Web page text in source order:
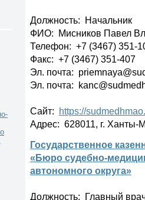
Должность: Начальник
ФИО: Мисников Павел
Телефон: +7 (3467) 351-
Факс: +7 (3467) 351-407
Эл. почта:
Эл. почта:
Сайт: https://
Адрес: 628011, г. Ханты-
Государственное
«Бюро судебно-
автономного округа»
Должность: Главный